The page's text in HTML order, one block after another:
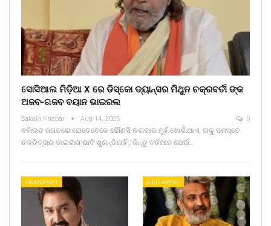
ସୋସିଆଲ ମିଡ଼ିଆ X ରେ ଡିସ୍କୋ ଡ୍ୟାନ୍ସର ମିଥୁନ ଚକ୍ରବର୍ତୀ ଙ୍କ
ଅଜବ-ଗଜବ ବୟାନ ଭାଇରଲ
Sakala Khabar Aug 14, 2025 0
ବଲିଉଡ ଜଗତରେ ଯେତେବେଳେ କୌଣସି କଳାକାର ମୁହଁ ଖୋଲିଥାଏ, ତାକୁ ସମସ୍ତେ
ଚଳଚିତ୍ରର ଡାଇଲଗ ଭାବି ଶୁଣନ୍ତିନାହିଁ , କିନ୍ତୁ ବର୍ତମାନ ଯେଉଁ…
ମନୋରଞ୍ଜନ ମନୋରଞ୍ଜନ